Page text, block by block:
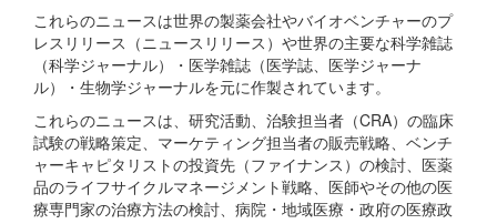
これらのニュースは世界の製薬会社やバイオベンチャーのプ
レスリリース（ニュースリリース）や世界の主要な科学雑誌
（科学ジャーナル）・医学雑誌（医学誌、医学ジャーナ
ル）・生物学ジャーナルを元に作製されています。
これらのニュースは、研究活動、治験担当者（CRA）の臨床
試験の戦略策定、マーケティング担当者の販売戦略、ベンチ
ャーキャピタリストの投資先（ファイナンス）の検討、医薬
品のライフサイクルマネージメント戦略、医師やその他の医
療専門家の治療方法の検討、病院・地域医療・政府の医療政